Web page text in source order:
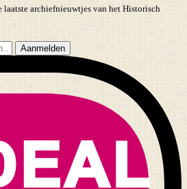
laatste archiefnieuwtjes van het Historisch
Aanmelden